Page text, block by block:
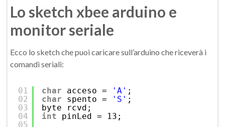
Lo sketch xbee arduino e
monitor seriale
Ecco lo sketch che puoi caricare sull’arduino che riceverà i
comandi seriali:
01
02
03
04
05
char acceso = 'A' ;
char
spento = 'S' ;
byte rcvd;
int
pinLed = 13;